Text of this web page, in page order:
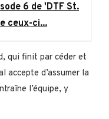
6 de 'DTF St.
ceux-ci...
qui finit par céder et
accepte d’assumer la
l’équipe, y